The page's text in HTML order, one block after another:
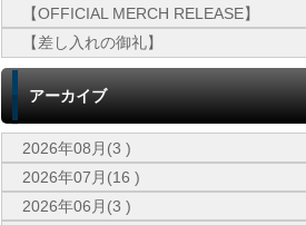
【OFFICIAL MERCH RELEASE】
【差し入れの御礼】
アーカイブ
2026年08月(3 )
2026年07月(16 )
2026年06月(3 )